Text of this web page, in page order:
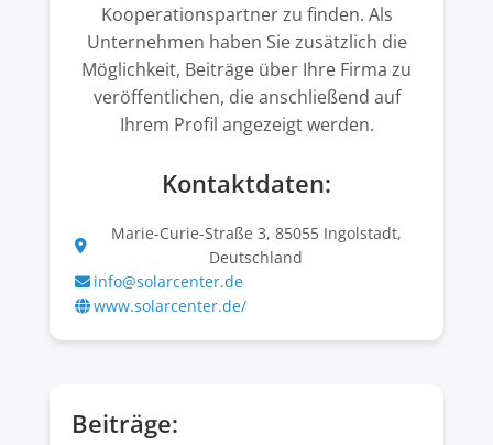
Kooperationspartner zu finden. Als
Unternehmen haben Sie zusätzlich die
Möglichkeit, Beiträge über Ihre Firma zu
veröffentlichen, die anschließend auf
Ihrem Profil angezeigt werden.
Kontaktdaten:
Marie-Curie-Straße 3, 85055 Ingolstadt,
Deutschland
info@solarcenter.de
www.solarcenter.de/
Beiträge: